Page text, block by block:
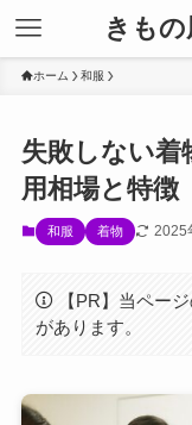
きも
ホーム 和服
失敗しない着
用相場と特徴
和服 着物 2025
【PR】当ペー
があります。